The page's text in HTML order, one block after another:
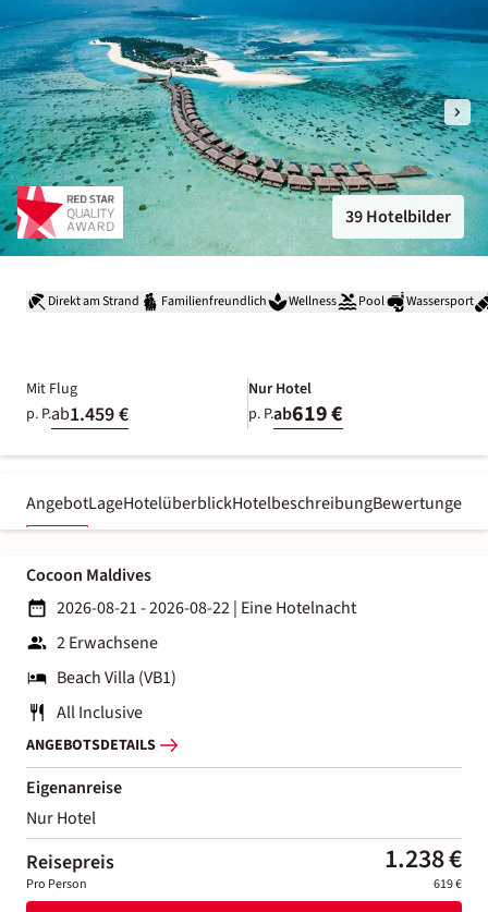
39 Hotelbilder
Direkt am Strand Familienfreundlich Wellness Pool Wassersport
Mit Flug
p. P.ab1.459 €
Nur Hotel
p. P.ab619 €
AngebotLageHotelüberblickHotelbeschreibungBewertungen
Cocoon Maldives
2026-08-21 - 2026-08-22| Eine Hotelnacht
2 Erwachsene
Beach Villa (VB1)
All Inclusive
ANGEBOTSDETAILS
Eigenanreise
Nur Hotel
Reisepreis 1.238 €
Pro Person 619 €